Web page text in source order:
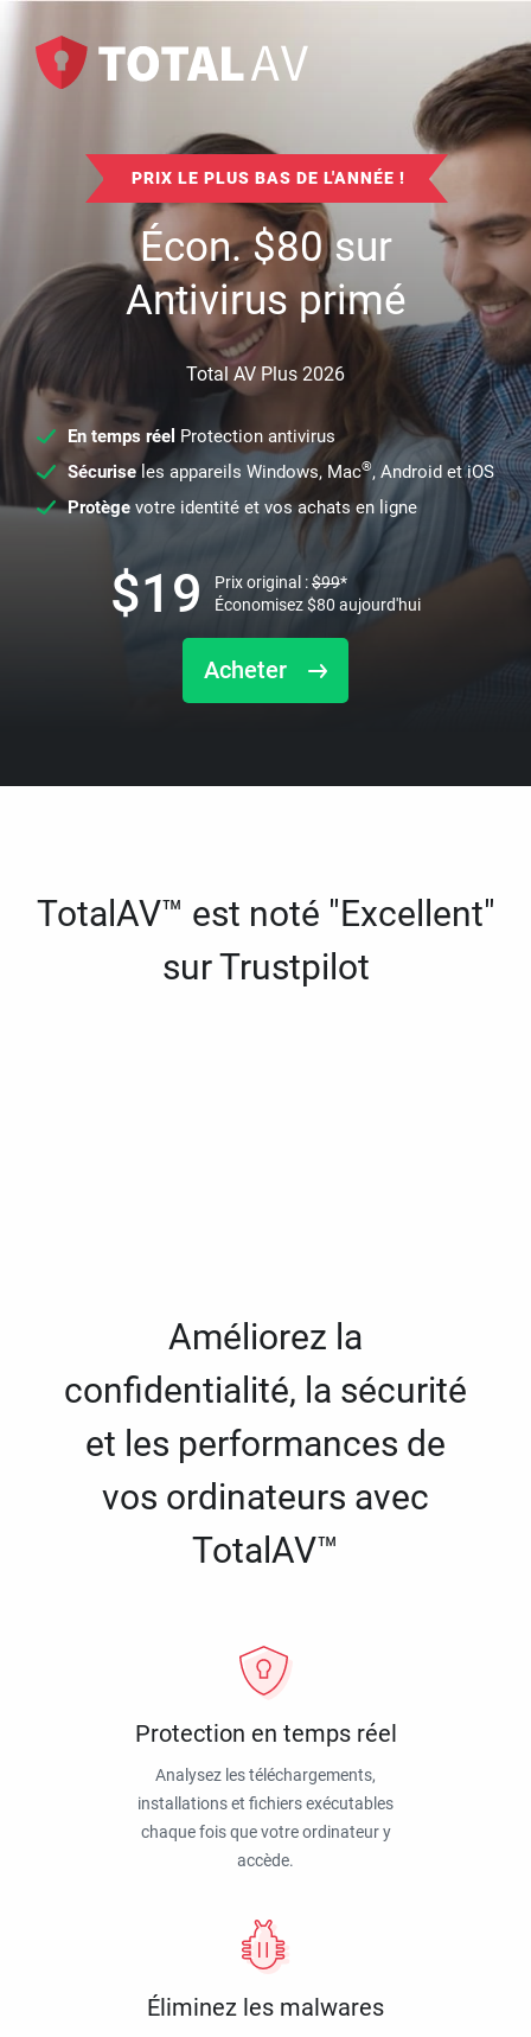
PRIX LE PLUS BAS DE L'ANNÉE !
Écon.$80sur
Antivirus primé
Total AV Plus 2026
En temps réel Protection antivirus
Sécuriseles appareils Windows, Mac®, Android et iOS
Protège votre identité et vos achats en ligne
Acheter
$19 Prix original :$99*
Économisez$80 aujourd'hui
TotalAV™ est noté "Excellent"
sur Trustpilot
Améliorez la
confidentialité, la sécurité
et les performances de
vos ordinateurs avec
TotalAV™
Protection en temps réel
Analysez les téléchargements,
installations et fichiers exécutables
chaque fois que votre ordinateur y
accède.
Éliminez les malwares